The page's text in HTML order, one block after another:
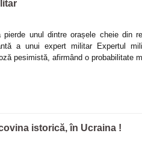
pierde unul dintre orașele cheie din
a unui expert militar Expertul
pesimistă, afirmând o probabilitate
istorică, în Ucraina !